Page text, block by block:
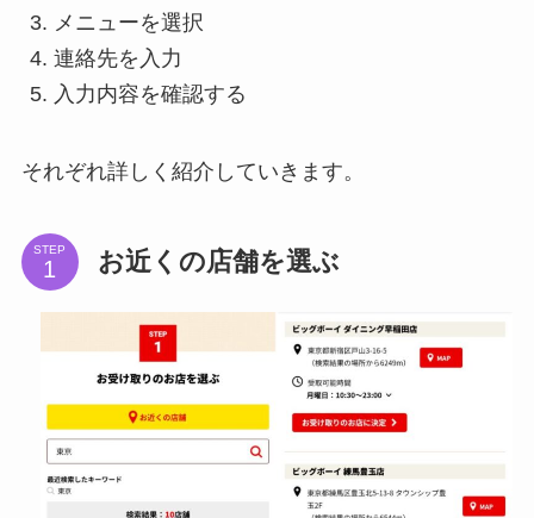
メニューを選択
連絡先を入力
入力内容を確認する
それぞれ詳しく紹介していきます。
STEP お近くの店舗を選ぶ